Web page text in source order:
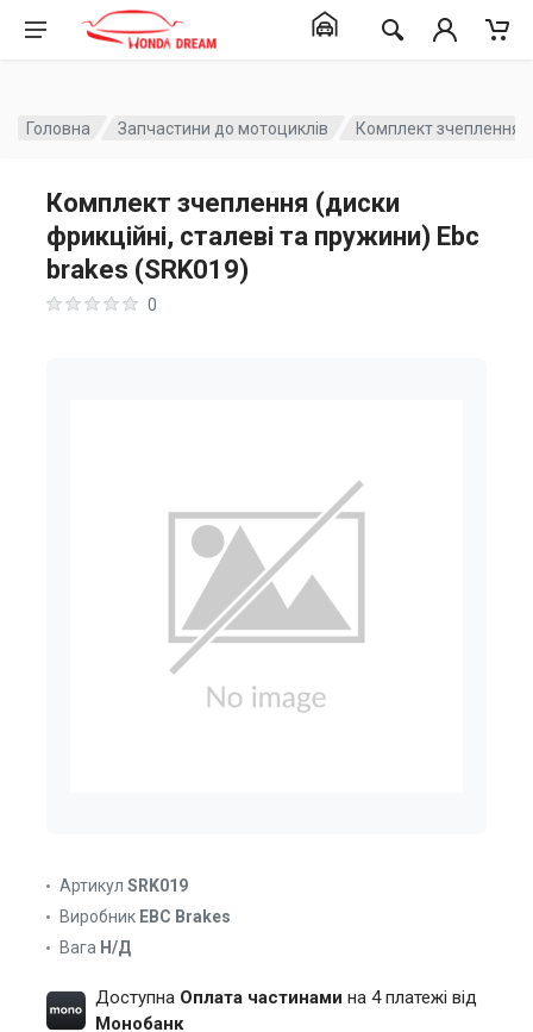
Головна Запчастини до мотоциклів Комплект зчеплення
Комплект зчеплення (диски
фрикційні, сталеві та пружини) Ebc
brakes (SRK019)
0
Артикул SRK019
Виробник EBC Brakes
Вага Н/Д
Доступна Оплата частинами на 4 платежі від
Монобанк